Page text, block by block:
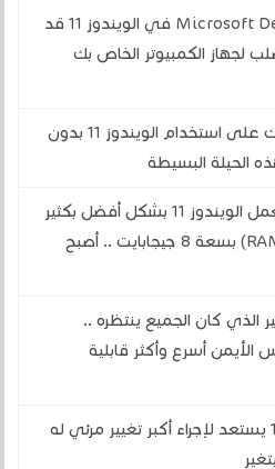
خلل في برنامج Microsoft Defender في الويندوز 11 قد
لجهاز الكمبيوتر الخاص بك
مايكروسوفت تريد إجبارك على استخدام الويندوز 11 بدون
الحيلة البسيطة
مايكروسوفت تريد أن يعمل الويندوز 11 بشكل أفضل بكثير
مع ذاكرة وصول عشوائي (RAM) بسعة 8 جيجابايت .. أصبح
للتغيير الذي كان الجميع ينتظره ..
الأيمن أسرع وأكثر قابلية
نظام التشغيل ويندوز 11 يستعد لإجراء أكبر تغيير مرئي له